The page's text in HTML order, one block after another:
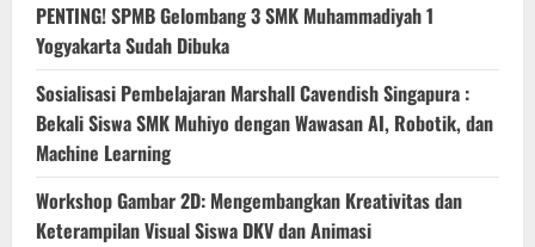
PENTING! SPMB Gelombang 3 SMK Muhammadiyah 1
Yogyakarta Sudah Dibuka
Sosialisasi Pembelajaran Marshall Cavendish Singapura :
Bekali Siswa SMK Muhiyo dengan Wawasan AI, Robotik, dan
Machine Learning
Workshop Gambar 2D: Mengembangkan Kreativitas dan
Keterampilan Visual Siswa DKV dan Animasi